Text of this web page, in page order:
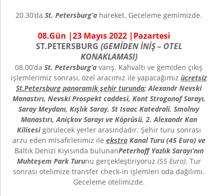
20.30’da St. Petersburg’a hareket. Geceleme gemimizde.
08.Gün |23 Mayıs 2022 |Pazartesi
ST.PETERSBURG (GEMİDEN İNİŞ – OTEL
KONAKLAMASI)
08.00’da St. Petersburg’a varış. Kahvaltı ve gemiden çıkış
işlemlerimiz sonrası, özel aracımız ile yapacağımız ücretsiz
St.Petersburg panoramik şehir turunda; Alexandr Nevski
Manastırı, Nevski Prospekt caddesi, Kont Strogonof Sarayı,
Saray Meydanı, Kışlık Saray, St Isaac Katedrali, Smolnıy
Manastırı, Aniçkov Sarayı ve Köprüsü, 2. Alexandr Kan
Kilisesigörülecek yerler arasındadır. Şehir turu sonrası
arzu eden misafirlerimiz ile ekstraKanal Turu (45 Euro) ve
Baltık Denizi Kıyısında bulunanPeterhoff Yazlık Sarayı’nın
Muhteşem Park Turunu gerçekleştiriyoruz (55 Euro). Tur
sonrası otelimize transfer check-in işlemleri oda dağılımı.
Geceleme otelimizde.